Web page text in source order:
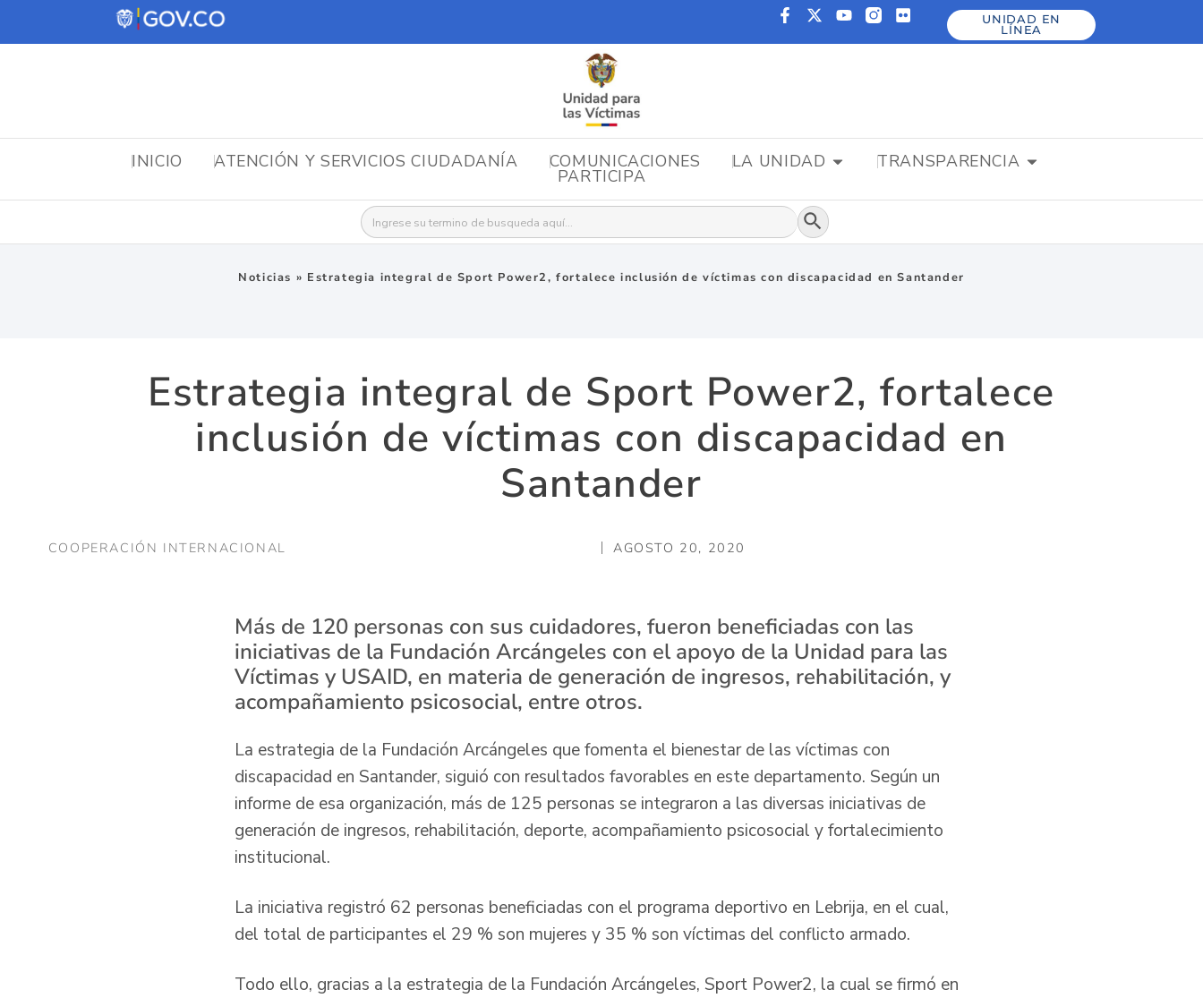
UNIDAD EN
LÍNEA
INICIO ATENCIÓN Y SERVICIOS CIUDADANÍA COMUNICACIONES LA UNIDAD TRANSPARENCIA
PARTICIPA
Buscar: Botón de búsqueda
Noticias » Estrategia integral de Sport Power2, fortalece inclusión de víctimas con discapacidad en Santander
Estrategia integral de Sport Power2, fortalece
inclusión de víctimas con discapacidad en
Santander
COOPERACIÓN INTERNACIONAL AGOSTO 20, 2020
Más de 120 personas con sus cuidadores, fueron beneficiadas con las
iniciativas de la Fundación Arcángeles con el apoyo de la Unidad para las
Víctimas y USAID, en materia de generación de ingresos, rehabilitación, y
acompañamiento psicosocial, entre otros.
La estrategia de la Fundación Arcángeles que fomenta el bienestar de las víctimas con
discapacidad en Santander, siguió con resultados favorables en este departamento. Según un
informe de esa organización, más de 125 personas se integraron a las diversas iniciativas de
generación de ingresos, rehabilitación, deporte, acompañamiento psicosocial y fortalecimiento
institucional.
La iniciativa registró 62 personas beneficiadas con el programa deportivo en Lebrija, en el cual,
del total de participantes el 29 % son mujeres y 35 % son víctimas del conflicto armado.
Todo ello, gracias a la estrategia de la Fundación Arcángeles, Sport Power2, la cual se firmó en